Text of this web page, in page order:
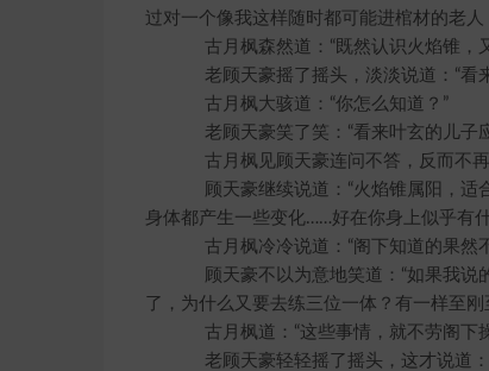
过对一个像我这样随时都可能进棺材的老人
古月枫森然道：“既然认识火焰锥，
老顾天豪摇了摇头，淡淡说道：“看
古月枫大骇道：“你怎么知道？”
老顾天豪笑了笑：“看来叶玄的儿子
古月枫见顾天豪连问不答，反而不再
顾天豪继续说道：“火焰锥属阳，适
身体都产生一些变化……好在你身上似乎有
古月枫冷冷说道：“阁下知道的果然
顾天豪不以为意地笑道：“如果我说
了，为什么又要去练三位一体？有一样至
古月枫道：“这些事情，就不劳阁下
老顾天豪轻轻摇了摇头，这才说道：